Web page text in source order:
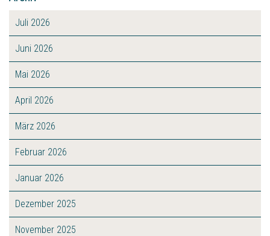
Juli 2026
Juni 2026
Mai 2026
April 2026
März 2026
Februar 2026
Januar 2026
Dezember 2025
November 2025